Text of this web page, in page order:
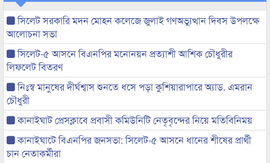
সিলেট সরকারি মদন মোহন কলেজে জুলাই গণঅভ্যুত্থান দিবস উপলক্ষে
আলোচনা সভা
সিলেট-৫ আসনে বিএনপির মনোনয়ন প্রত্যাশী আশিক চৌধুরীর
লিফলেট বিতরণ
নিঃস্ব মানুষের দীর্ঘশ্বাস শুনতে ধসে পড়া কুশিয়ারাপারে অ্যাড. এমরান
চৌধুরী
কানাইঘাট প্রেসক্লাবে প্রবাসী কমিউনিটি নেতৃবৃন্দের নিয়ে মতিবিনিময়
কানাইঘাটে বিএনপির জনসভা: সিলেট-৫ আসনে ধানের শীষের প্রার্থী
চান নেতাকর্মীরা